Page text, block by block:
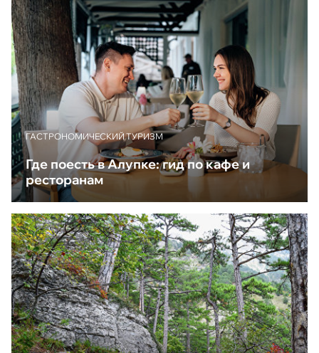
ГАСТРОНОМИЧЕСКИЙ ТУРИЗМ
Где поесть в Алупке: гид по кафе и
ресторанам